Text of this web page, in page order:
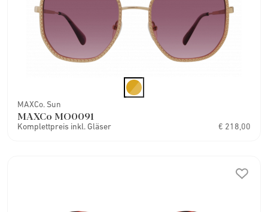
MAXCo. Sun
MAXCo MO0091
Komplettpreis inkl. Gläser € 218,00